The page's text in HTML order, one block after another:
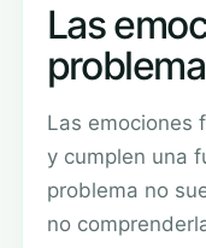
Las
problema
Las emociones
y cumplen una
problema no
no